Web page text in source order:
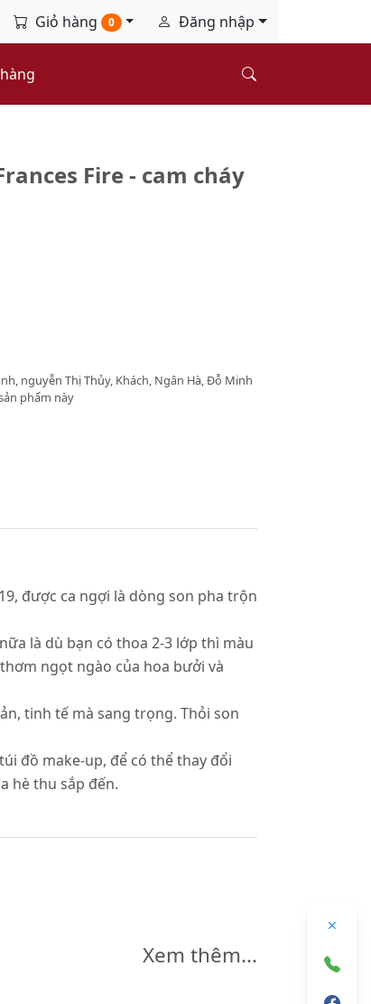
Giỏ hàng 0 Đăng nhập
Fire - cam cháy
nguyễn Thị Thủy, Khách, Ngân Hà, Đỗ Minh
phẩm này
được ca ngợi là dòng son pha trộn
là dù bạn có thoa 2-3 lớp thì màu
ngọt ngào của hoa bưởi và
tinh tế mà sang trọng. Thỏi son
đồ make-up, để có thể thay đổi
hè thu sắp đến.
Xem thêm...